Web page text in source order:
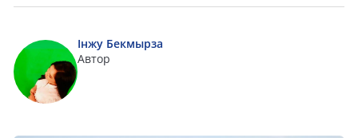
Інжу Бекмырза
Автор